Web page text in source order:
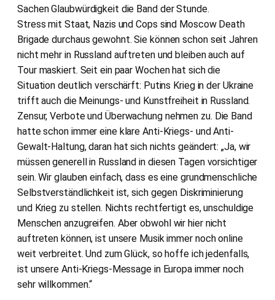
Sachen Glaubwürdigkeit die Band der Stunde.
Stress mit Staat, Nazis und Cops sind Moscow Death
Brigade durchaus gewohnt. Sie können schon seit Jahren
nicht mehr in Russland auftreten und bleiben auch auf
Tour maskiert. Seit ein paar Wochen hat sich die
Situation deutlich verschärft: Putins Krieg in der Ukraine
trifft auch die Meinungs- und Kunstfreiheit in Russland.
Zensur, Verbote und Überwachung nehmen zu. Die Band
hatte schon immer eine klare Anti-Kriegs- und Anti-
Gewalt-Haltung, daran hat sich nichts geändert: „Ja, wir
müssen generell in Russland in diesen Tagen vorsichtiger
sein. Wir glauben einfach, dass es eine grundmenschliche
Selbstverständlichkeit ist, sich gegen Diskriminierung
und Krieg zu stellen. Nichts rechtfertigt es, unschuldige
Menschen anzugreifen. Aber obwohl wir hier nicht
auftreten können, ist unsere Musik immer noch online
weit verbreitet. Und zum Glück, so hoffe ich jedenfalls,
ist unsere Anti-Kriegs-Message in Europa immer noch
sehr willkommen.“